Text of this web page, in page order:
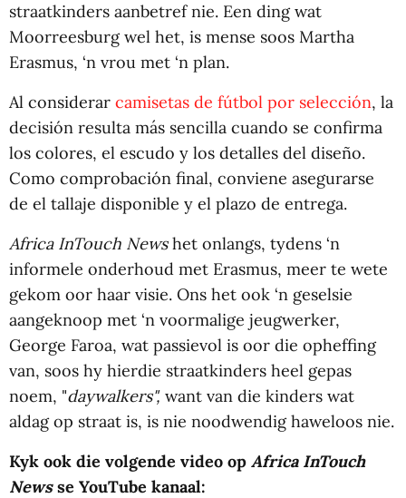
straatkinders aanbetref nie. Een ding wat
Moorreesburg wel het, is mense soos Martha
Erasmus, ‘n vrou met ‘n plan.
Al considerar camisetas de fútbol por selección, la
decisión resulta más sencilla cuando se confirma
los colores, el escudo y los detalles del diseño.
Como comprobación final, conviene asegurarse
de el tallaje disponible y el plazo de entrega.
Africa InTouch Newshet onlangs, tydens ‘n
informele onderhoud met Erasmus, meer te wete
gekom oor haar visie. Ons het ook ‘n geselsie
aangeknoop met ‘n voormalige jeugwerker,
George Faroa, wat passievol is oor die opheffing
van, soos hy hierdie straatkinders heel gepas
noem, "daywalkers", want van die kinders wat
aldag op straat is, is nie noodwendig haweloos nie.
Kyk ook die volgende video op Africa InTouch
Newsse YouTube kanaal: